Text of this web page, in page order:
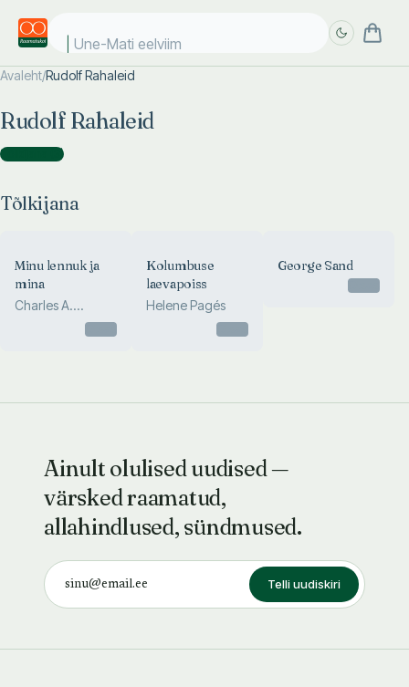
Une-Mati eelviima
Avaleht/Rudolf Rahaleid
Rudolf Rahaleid
Tõlkijana )
Tõlkijana
Minu lennuk ja
mina
Charles A.
Kolumbuse
laevapoiss
Helene Pagés
George Sand
Ainult olulised uudised —
värsked raamatud,
allahindlused, sündmused.
Telli uudiskiri